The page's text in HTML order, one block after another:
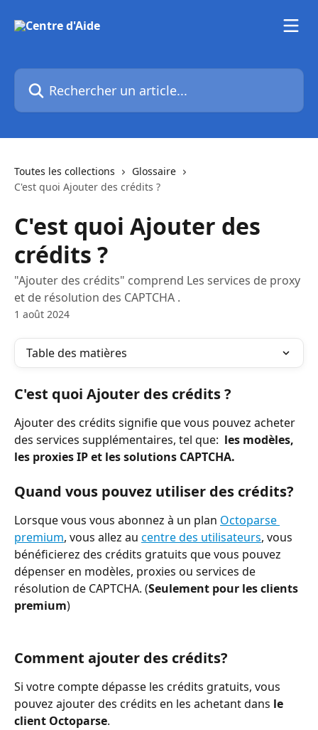
Rechercher un article...
Toutes les collections
Glossaire
C'est quoi Ajouter des crédits ?
C'est quoi Ajouter des
crédits ?
"Ajouter des crédits" comprend Les services de proxy
et de résolution des CAPTCHA .
1 août 2024
Table des matières
C'est quoi Ajouter des crédits ?
Ajouter des crédits signifie que vous pouvez acheter
des services supplémentaires, tel que: les modèles,
les proxies IP et les solutions CAPTCHA.
Quand vous pouvez utiliser des crédits?
Lorsque vous vous abonnez à un plan Octoparse
premium, vous allez au centre des utilisateurs, vous
bénéficierez des crédits gratuits que vous pouvez
dépenser en modèles, proxies ou services de
résolution de CAPTCHA. (Seulement pour les clients
premium)
Comment ajouter des crédits?
Si votre compte dépasse les crédits gratuits, vous
pouvez ajouter des crédits en les achetant dans le
client Octoparse.